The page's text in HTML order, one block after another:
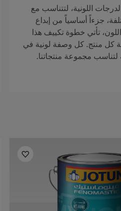
اللونية، لتتناسب مع
جزءاً أساسياً من إبداع
تأتي خطوة تكييف هذا
كل منتج. كل وصفة لونية في
مجموعة منتجاتنا.